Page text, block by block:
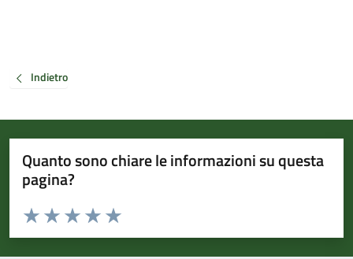
Indietro
Quanto sono chiare le informazioni su questa
pagina?
Valuta da 1 a 5 stelle la pagina
Valuta 5 stelle su 5
Valuta 4 stelle su 5
Valuta 3 stelle su 5
Valuta 2 stelle su 5
Valuta 1 stelle su 5